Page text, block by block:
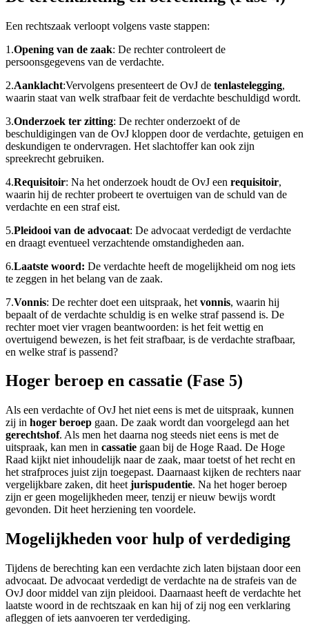
Een rechtszaak verloopt volgens vaste stappen:
1.Opening van de zaak: De rechter controleert de
persoonsgegevens van de verdachte.
2.Aanklacht:Vervolgens presenteert de OvJ de tenlastelegging,
waarin staat van welk strafbaar feit de verdachte beschuldigd wordt.
3.Onderzoek ter zitting: De rechter onderzoekt of de
beschuldigingen van de OvJ kloppen door de verdachte, getuigen en
deskundigen te ondervragen. Het slachtoffer kan ook zijn
spreekrecht gebruiken.
4.Requisitoir: Na het onderzoek houdt de OvJ een requisitoir,
waarin hij de rechter probeert te overtuigen van de schuld van de
verdachte en een straf eist.
5.Pleidooi van de advocaat: De advocaat verdedigt de verdachte
en draagt eventueel verzachtende omstandigheden aan.
6.Laatste woord: De verdachte heeft de mogelijkheid om nog iets
te zeggen in het belang van de zaak.
7.Vonnis: De rechter doet een uitspraak, het vonnis, waarin hij
bepaalt of de verdachte schuldig is en welke straf passend is. De
rechter moet vier vragen beantwoorden: is het feit wettig en
overtuigend bewezen, is het feit strafbaar, is de verdachte strafbaar,
en welke straf is passend?
Hoger beroep en cassatie (Fase 5)
Als een verdachte of OvJ het niet eens is met de uitspraak, kunnen
zij in hoger beroep gaan. De zaak wordt dan voorgelegd aan het
gerechtshof. Als men het daarna nog steeds niet eens is met de
uitspraak, kan men in cassatie gaan bij de Hoge Raad. De Hoge
Raad kijkt niet inhoudelijk naar de zaak, maar toetst of het recht en
het strafproces juist zijn toegepast. Daarnaast kijken de rechters naar
vergelijkbare zaken, dit heet jurispudentie. Na het hoger beroep
zijn er geen mogelijkheden meer, tenzij er nieuw bewijs wordt
gevonden. Dit heet herziening ten voordele.
Mogelijkheden voor hulp of verdediging
Tijdens de berechting kan een verdachte zich laten bijstaan door een
advocaat. De advocaat verdedigt de verdachte na de strafeis van de
OvJ door middel van zijn pleidooi. Daarnaast heeft de verdachte het
laatste woord in de rechtszaak en kan hij of zij nog een verklaring
afleggen of iets aanvoeren ter verdediging.